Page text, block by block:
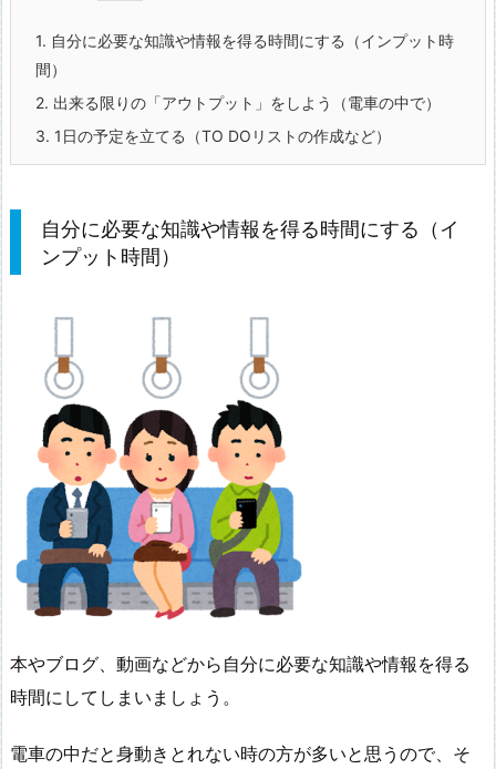
1. 自分に必要な知識や情報を得る時間にする（インプット時
間）
2. 出来る限りの「アウトプット」をしよう（電車の中で）
3. 1日の予定を立てる（TO DOリストの作成など）
自分に必要な知識や情報を得る時間にする（イ
ンプット時間）
本やブログ、動画などから自分に必要な知識や情報を得る
時間にしてしまいましょう。
電車の中だと身動きとれない時の方が多いと思うので、そ